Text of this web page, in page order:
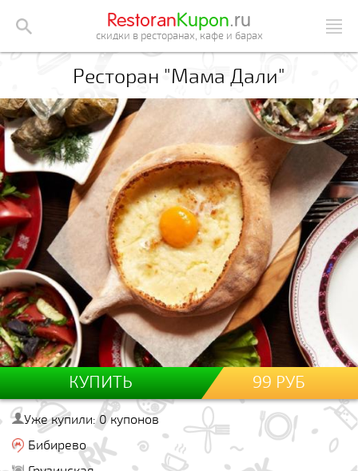
RestoranKupon.ru
скидки в ресторанах, кафе и барах
Ресторан "Мама Дали"
КУПИТЬ 99 РУБ
Уже купили: 0 купонов
Бибирево